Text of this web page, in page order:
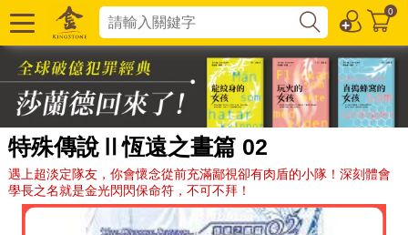
0
特殊傳說Ⅱ恆遠之晝篇 02
遇上超淡定隊友，你會懷念從前充滿鄙視卻有肉盾的小隊！深刻體會
學長之名就是金光閃閃保命符，不可不拜！